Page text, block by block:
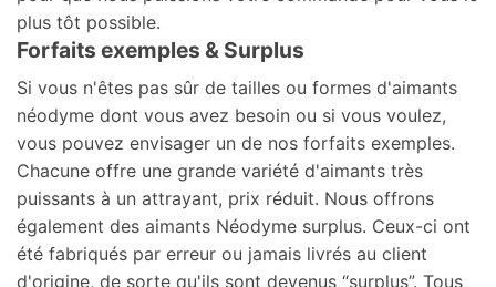
plus tôt possible.
Forfaits exemples & Surplus
Si vous n'êtes pas sûr de tailles ou formes d'aimants
néodyme dont vous avez besoin ou si vous voulez,
vous pouvez envisager un de nos forfaits exemples.
Chacune offre une grande variété d'aimants très
puissants à un attrayant, prix réduit. Nous offrons
également des aimants Néodyme surplus. Ceux-ci ont
été fabriqués par erreur ou jamais livrés au client
d'origine, de sorte qu'ils sont devenus “surplus”. Tous